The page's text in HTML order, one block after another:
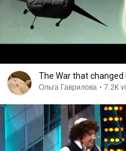
The War that changed
Ольга Гаврилова • 7.2K